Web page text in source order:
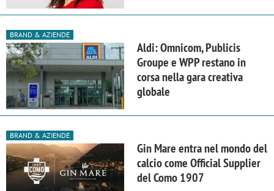
BRAND & AZIENDE
Aldi: Omnicom, Publicis
Groupe e WPP restano in
corsa nella gara creativa
globale
BRAND & AZIENDE
Gin Mare entra nel mondo del
calcio come Official Supplier
del Como 1907